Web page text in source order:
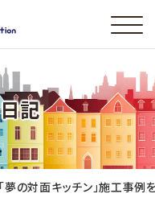
記
「夢の対面キッチン」施工事例